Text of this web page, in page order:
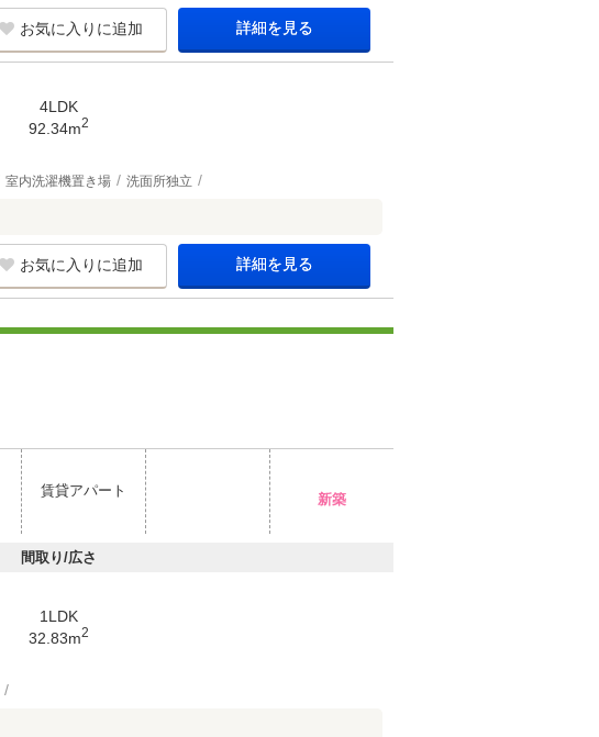
お気に入りに追加 詳細を見る
4LDK
92.34m2
室内洗濯機置き場 洗面所独立
お気に入りに追加 詳細を見る
賃貸アパート
新築
間取り/広さ
1LDK
32.83m2